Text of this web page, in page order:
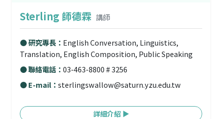
Sterling 師德霖 講師
● 研究專長： English Conversation, Linguistics,
Translation, English Composition, Public Speaking
● 聯絡電話： 03-463-8800 # 3256
● E-mail： sterlingswallow@saturn.yzu.edu.tw
詳細介紹 ▶